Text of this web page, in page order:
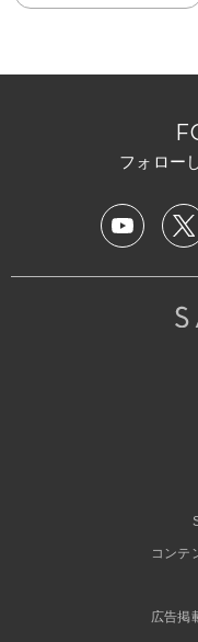
フォロー
コンテ
広告掲